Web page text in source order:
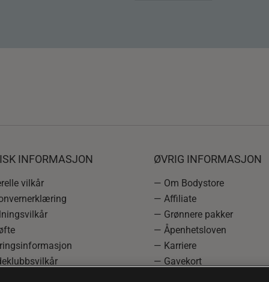
INFORMASJON
vilkår
ØVRIG INFORMASJON
— Om Bodystore
— Affiliate
— Grønnere pakker
— Åpenhetsloven
— Karriere
— Gavekort